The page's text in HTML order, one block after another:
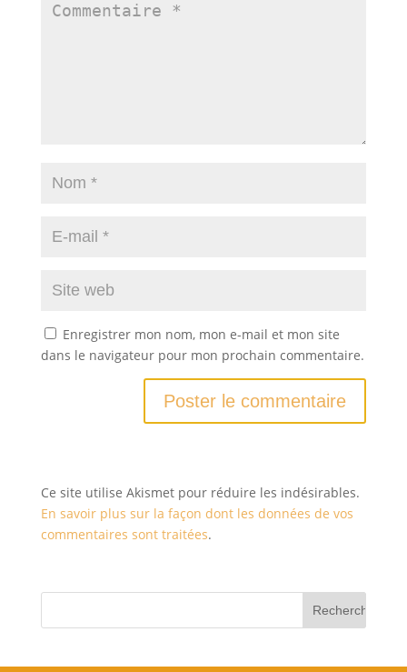
Enregistrer mon nom, mon e-mail et mon site
dans le navigateur pour mon prochain commentaire.
Ce site utilise Akismet pour réduire les indésirables.
En savoir plus sur la façon dont les données de vos
commentaires sont traitées.